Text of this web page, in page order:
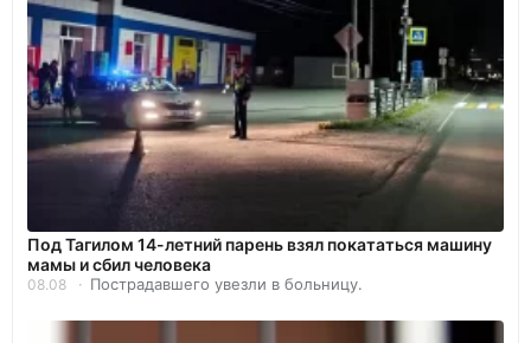
Под Тагилом 14-летний парень взял покататься машину
мамы и сбил человека
08.08 Пострадавшего увезли в больницу.